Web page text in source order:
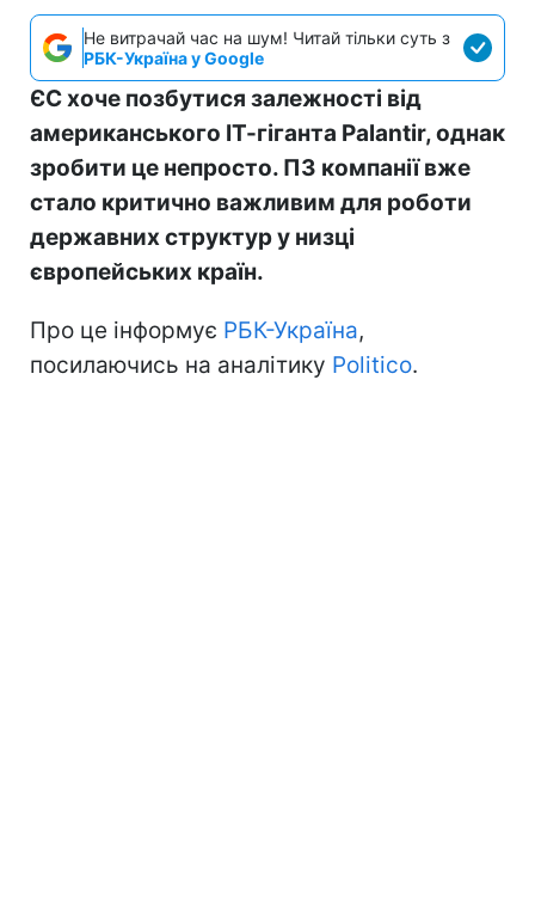
Не витрачай час на шум! Читай тільки суть з
РБК-Україна у Google
ЄС хоче позбутися залежності від
американського ІТ-гіганта Palantir, однак
зробити це непросто. ПЗ компанії вже
стало критично важливим для роботи
державних структур у низці
європейських країн.
Про це інформує РБК-Україна,
посилаючись на аналітику Politico.